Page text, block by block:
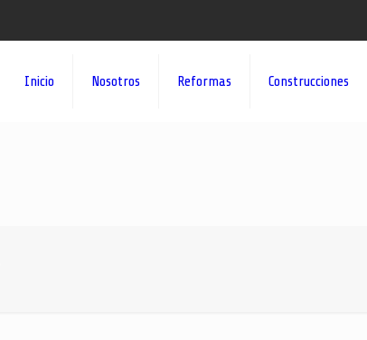
Inicio Nosotros Reformas Construcciones